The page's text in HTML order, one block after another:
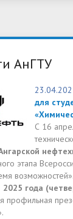
АнГТУ
для
С 16
этапа
возможностей».
года
профильная